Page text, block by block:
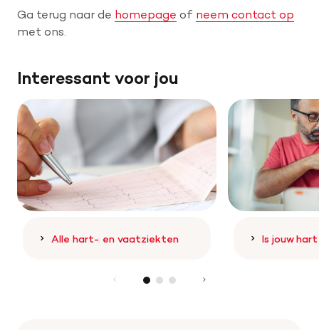
Leven met
Wetenschappelijk onderzoek
Doneer
Ga terug naar de homepage of neem contact op
met ons.
Interessant voor jou
Alle hart- en vaatziekten Is jouw